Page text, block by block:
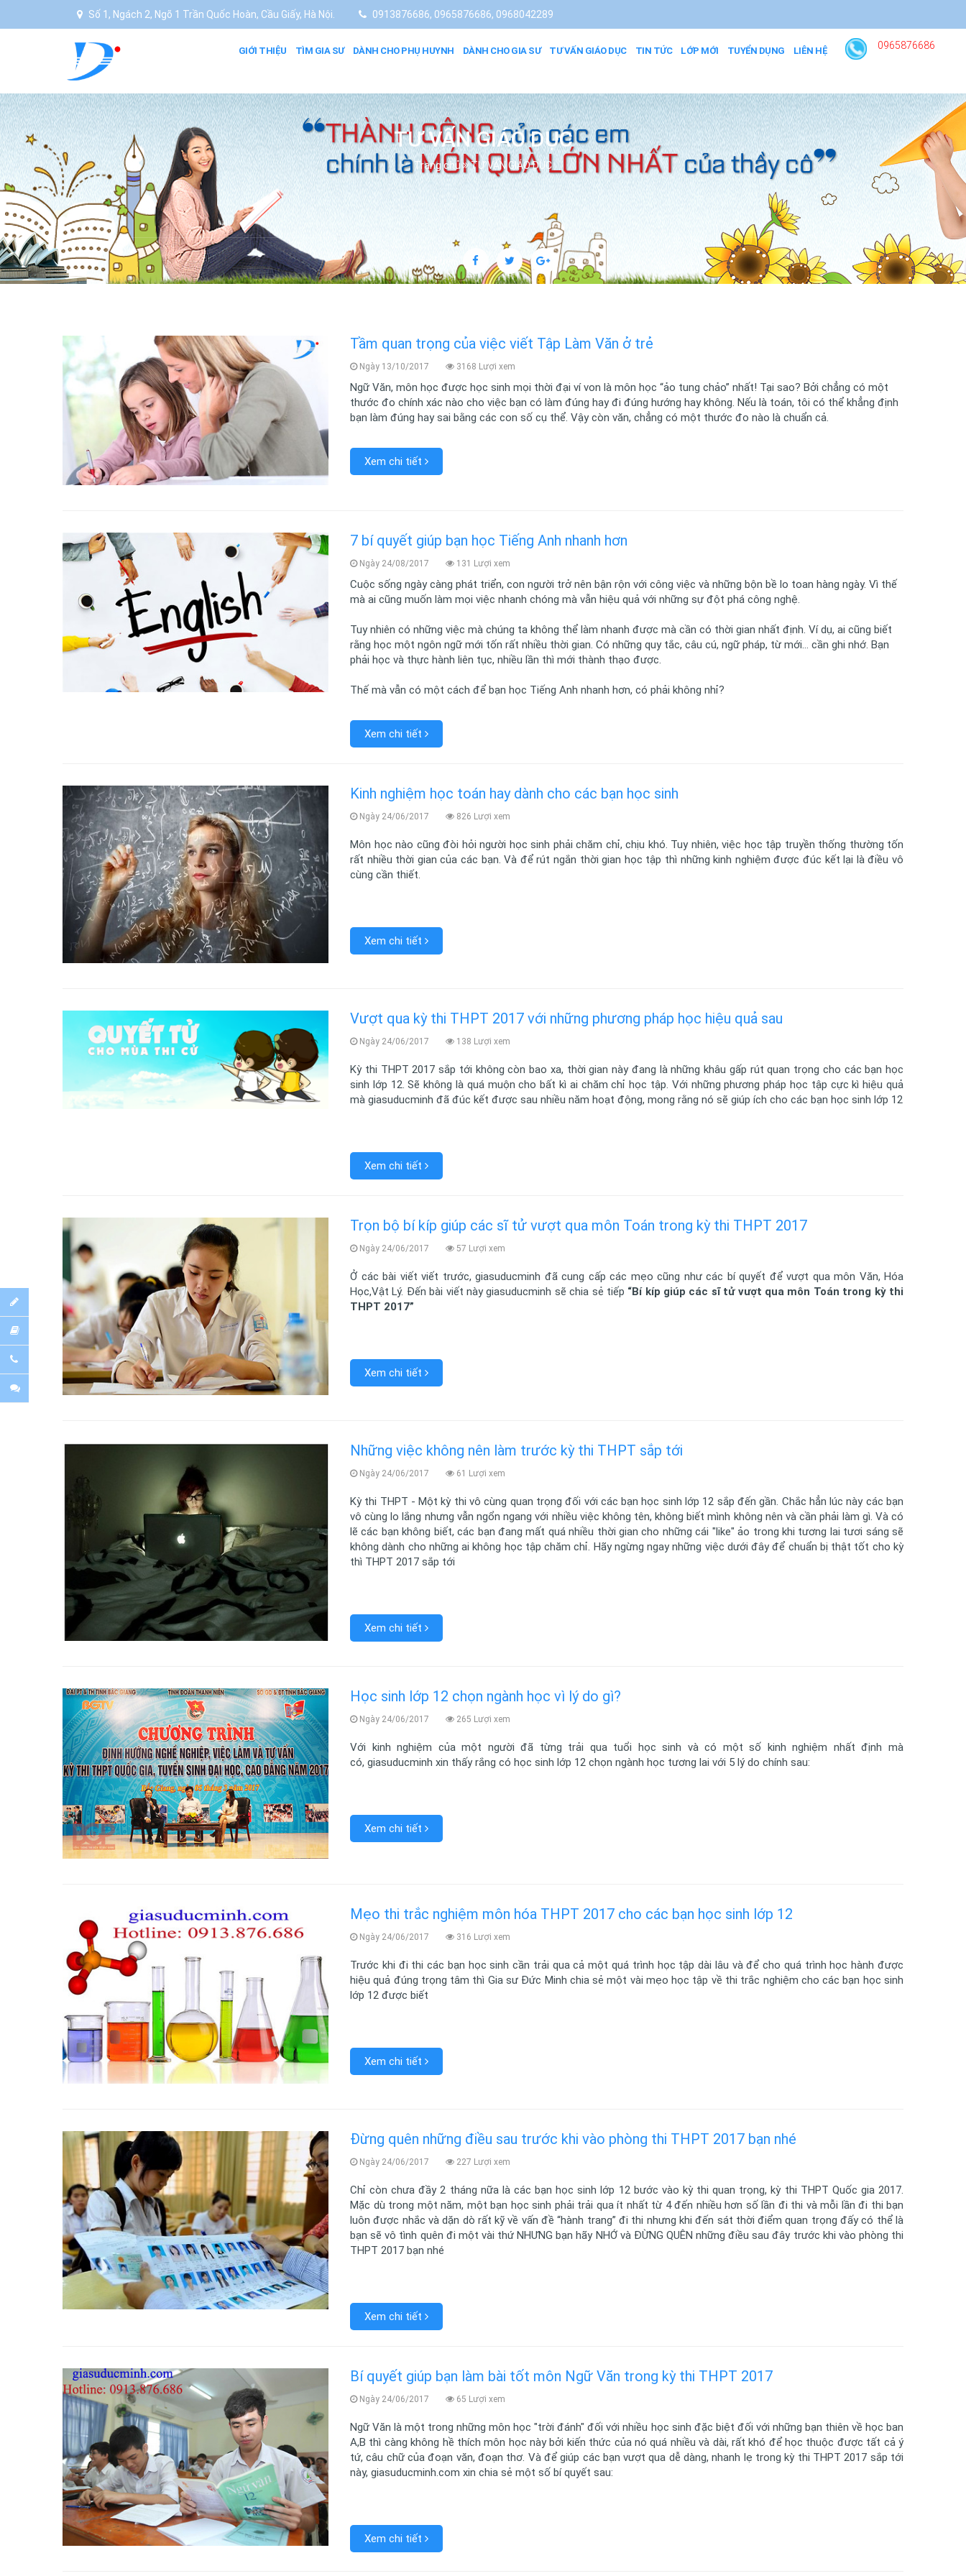
Số 1, Ngách 2, Ngõ 1 Trần Quốc Hoàn, Cầu Giấy, Hà Nội. 0913876686, 0965876686, 0968042289
GIỚI THIỆU TÌM GIA SƯ DÀNH CHO PHỤ HUYNH DÀNH CHO GIA SƯ TƯ VẤN GIÁO DỤC TIN TỨC LỚP MỚI TUYỂN DỤNG LIÊN HỆ 0965876686
TƯ VẤN GIÁO DỤC
Trang chủ TƯ VẤN GIÁO DỤC
Tầm quan trọng của việc viết Tập Làm Văn ở trẻ
Ngày 13/10/2017 3168 Lượi xem
Ngữ Văn, môn học được học sinh mọi thời đại ví von là môn học “ảo tung chảo” nhất! Tại sao? Bởi chẳng có một
thước đo chính xác nào cho việc bạn có làm đúng hay đi đúng hướng hay không. Nếu là toán, tôi có thể khẳng định
bạn làm đúng hay sai bằng các con số cụ thể. Vậy còn văn, chẳng có một thước đo nào là chuẩn cả.
Xem chi tiết
7 bí quyết giúp bạn học Tiếng Anh nhanh hơn
Ngày 24/08/2017 131 Lượi xem
Cuộc sống ngày càng phát triển, con người trở nên bận rộn với công việc và những bộn bề lo toan hàng ngày. Vì thế
mà ai cũng muốn làm mọi việc nhanh chóng mà vẫn hiệu quả với những sự đột phá công nghệ.
Tuy nhiên có những việc mà chúng ta không thể làm nhanh được mà cần có thời gian nhất định. Ví dụ, ai cũng biết
rằng học một ngôn ngữ mới tốn rất nhiều thời gian. Có những quy tắc, câu cú, ngữ pháp, từ mới… cần ghi nhớ. Bạn
phải học và thực hành liên tục, nhiều lần thì mới thành thạo được.
Thế mà vẫn có một cách để bạn học Tiếng Anh nhanh hơn, có phải không nhỉ?
Xem chi tiết
Kinh nghiệm học toán hay dành cho các bạn học sinh
Ngày 24/06/2017 826 Lượi xem
Môn học nào cũng đòi hỏi người học sinh phải chăm chỉ, chịu khó. Tuy nhiên, việc học tập truyền thống thường tốn
rất nhiều thời gian của các bạn. Và để rút ngắn thời gian học tập thì những kinh nghiệm được đúc kết lại là điều vô
cùng cần thiết.
Xem chi tiết
Vượt qua kỳ thi THPT 2017 với những phương pháp học hiệu quả sau
Ngày 24/06/2017 138 Lượi xem
Kỳ thi THPT 2017 sắp tới không còn bao xa, thời gian này đang là những khâu gấp rút quan trọng cho các bạn học
sinh lớp 12. Sẽ không là quá muộn cho bất kì ai chăm chỉ học tập. Với những phương pháp học tập cực kì hiệu quả
mà giasuducminh đã đúc kết được sau nhiều năm hoạt động, mong rằng nó sẽ giúp ích cho các bạn học sinh lớp 12
Xem chi tiết
Trọn bộ bí kíp giúp các sĩ tử vượt qua môn Toán trong kỳ thi THPT 2017
Ngày 24/06/2017 57 Lượi xem
Ở các bài viết viết trước, giasuducminh đã cung cấp các mẹo cũng như các bí quyết để vượt qua môn Văn, Hóa
Học,Vật Lý. Đến bài viết này giasuducminh sẽ chia sẻ tiếp “Bí kíp giúp các sĩ tử vượt qua môn Toán trong kỳ thi
THPT 2017”
Xem chi tiết
Những việc không nên làm trước kỳ thi THPT sắp tới
Ngày 24/06/2017 61 Lượi xem
Kỳ thi THPT - Một kỳ thi vô cùng quan trọng đối với các bạn học sinh lớp 12 sắp đến gần. Chắc hẳn lúc này các bạn
vô cùng lo lắng nhưng vẫn ngổn ngang với nhiều việc không tên, không biết mình không nên và cần phải làm gì. Và có
lẽ các bạn không biết, các bạn đang mất quá nhiều thời gian cho những cái "like" ảo trong khi tương lai tươi sáng sẽ
không dành cho những ai không học tập chăm chỉ. Hãy ngừng ngay những việc dưới đây để chuẩn bị thật tốt cho kỳ
thì THPT 2017 sắp tới
Xem chi tiết
Học sinh lớp 12 chọn ngành học vì lý do gì?
Ngày 24/06/2017 265 Lượi xem
Với kinh nghiệm của một người đã từng trải qua tuổi học sinh và có một số kinh nghiệm nhất định mà
có, giasuducminh xin thấy rắng có học sinh lớp 12 chọn ngành học tương lai với 5 lý do chính sau:
Xem chi tiết
Mẹo thi trắc nghiệm môn hóa THPT 2017 cho các bạn học sinh lớp 12
Ngày 24/06/2017 316 Lượi xem
Trước khi đi thi các bạn học sinh cần trải qua cả một quá trình học tập dài lâu và để cho quá trình học hành được
hiệu quả đúng trọng tâm thì Gia sư Đức Minh chia sẻ một vài mẹo học tập về thi trắc nghiệm cho các bạn học sinh
lớp 12 được biết
Xem chi tiết
Đừng quên những điều sau trước khi vào phòng thi THPT 2017 bạn nhé
Ngày 24/06/2017 227 Lượi xem
Chỉ còn chưa đầy 2 tháng nữa là các bạn học sinh lớp 12 bước vào kỳ thi quan trọng, kỳ thi THPT Quốc gia 2017.
Mặc dù trong một năm, một bạn học sinh phải trải qua ít nhất từ 4 đến nhiều hơn số lần đi thi và mỗi lần đi thi bạn
luôn được nhắc và dặn dò rất kỹ về vấn đề “hành trang” đi thi nhưng khi đến sát thời điểm quan trọng đấy có thể là
bạn sẽ vô tình quên đi một vài thứ NHƯNG bạn hãy NHỚ và ĐỪNG QUÊN những điều sau đây trước khi vào phòng thi
THPT 2017 bạn nhé
Xem chi tiết
Bí quyết giúp bạn làm bài tốt môn Ngữ Văn trong kỳ thi THPT 2017
Ngày 24/06/2017 65 Lượi xem
Ngữ Văn là một trong những môn học "trời đánh" đối với nhiều học sinh đặc biệt đối với những bạn thiên về học ban
A,B thì càng không hề thích môn học này bởi kiến thức của nó quá nhiều và dài, rất khó để học thuộc được tất cả ý
tứ, câu chữ của đoạn văn, đoạn thơ. Và để giúp các bạn vượt qua dễ dàng, nhanh lẹ trong kỳ thi THPT 2017 sắp tới
này, giasuducminh.com xin chia sẻ một số bí quyết sau:
Xem chi tiết